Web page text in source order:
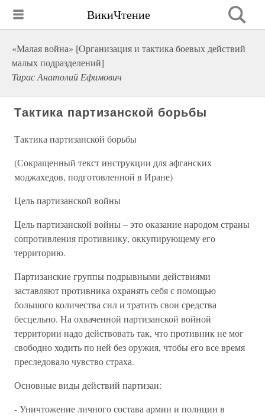
ВикиЧтение
«Малая война» [Организация и тактика боевых действий
малых подразделений]
Тарас Анатолий Ефимович
Тактика партизанской борьбы
Тактика партизанской борьбы
(Сокращенный текст инструкции для афганских
моджахедов, подготовленной в Иране)
Цель партизанской войны
Цель партизанской войны – это оказание народом страны
сопротивления противнику, оккупирующему его
территорию.
Партизанские группы подрывными действиями
заставляют противника охранять себя с помощью
большого количества сил и тратить свои средства
бесцельно. На охваченной партизанской войной
территории надо действовать так, что противник не мог
свободно ходить по ней без оружия, чтобы его все время
преследовало чувство страха.
Основные виды действий партизан:
- Уничтожение личного состава армии и полиции в